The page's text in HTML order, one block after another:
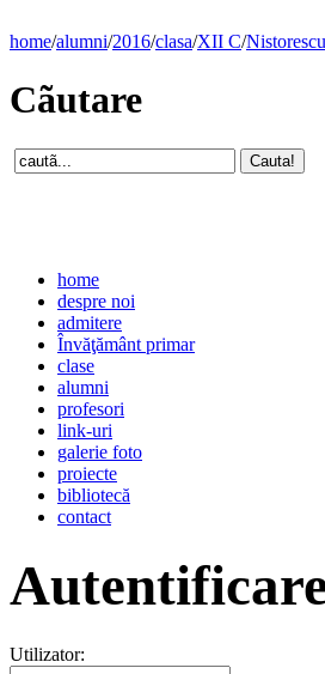
home/alumni/2016/clasa/XII C/
Cãutare
home
despre noi
admitere
Învăţământ primar
clase
alumni
profesori
link-uri
galerie foto
proiecte
bibliotecă
contact
Utilizator: